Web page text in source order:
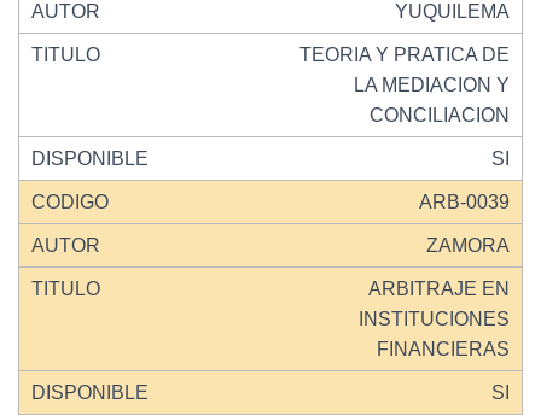
YUQUILEMA
TEORIA Y PRATICA DE
LA MEDIACION Y
CONCILIACION
SI
ARB-0039
ZAMORA
ARBITRAJE EN
INSTITUCIONES
FINANCIERAS
SI